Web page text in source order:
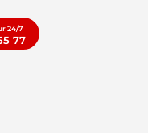
24/7
77